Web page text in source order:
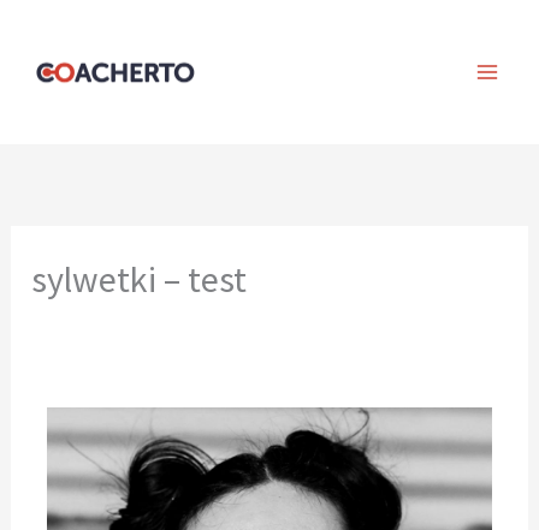
content
sylwetki – test